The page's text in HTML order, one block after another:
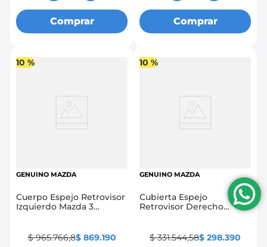
Comprar Comprar
10 %
GENUINO MAZDA
Cuerpo Espejo Retrovisor
Izquierdo Mazda 3
$ 965.766,8$ 869.190
10 %
GENUINO MAZDA
Cubierta Espejo
Retrovisor Derecho
$ 331.544,58$ 298.390